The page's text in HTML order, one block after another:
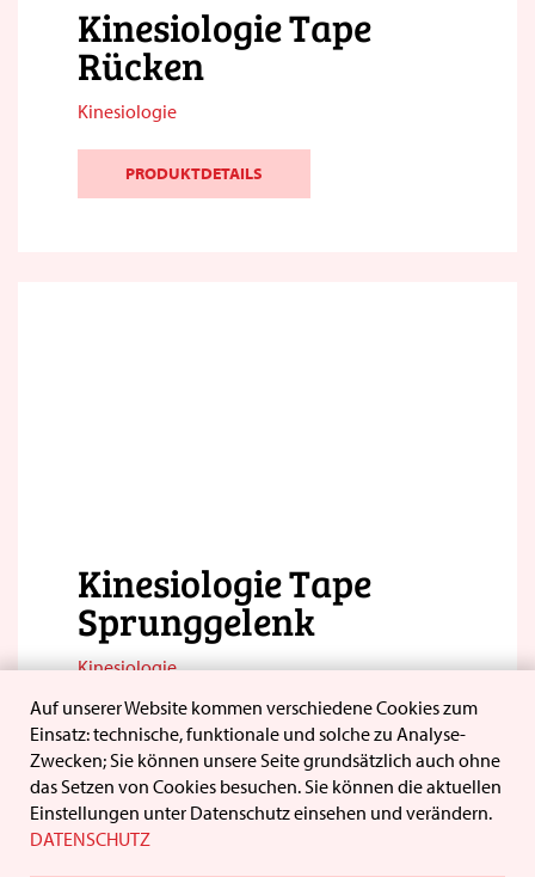
Kinesiologie Tape
Rücken
Kinesiologie
PRODUKTDETAILS
Kinesiologie Tape
Sprunggelenk
Kinesiologie
PRODUKTDETAILS
Auf unserer Website kommen verschiedene Cookies zum
Einsatz: technische, funktionale und solche zu Analyse-
Zwecken; Sie können unsere Seite grundsätzlich auch ohne
das Setzen von Cookies besuchen. Sie können die aktuellen
Einstellungen unter Datenschutz einsehen und verändern.
DATENSCHUTZ